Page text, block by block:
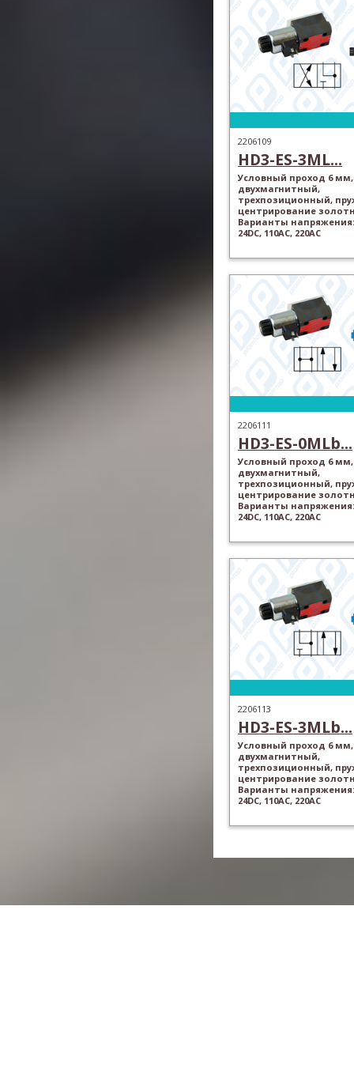
2206109
HD3-ES-3ML...
Условный проход 6 мм,
двухмагнитный,
трехпозиционный,
центрирование
Варианты напряжения:
24DC, 110AC, 220AC
2206111
HD3-ES-0MLb...
Условный проход 6 мм,
двухмагнитный,
трехпозиционный,
центрирование
Варианты напряжения:
24DC, 110AC, 220AC
2206113
HD3-ES-3MLb...
Условный проход 6 мм,
двухмагнитный,
трехпозиционный,
центрирование
Варианты напряжения:
24DC, 110AC, 220AC